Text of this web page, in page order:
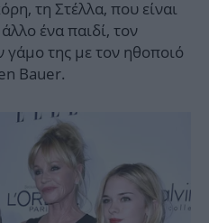
τη Στέλλα, που είναι
ένα παιδί, τον
της με τον ηθοποιό
Bauer.